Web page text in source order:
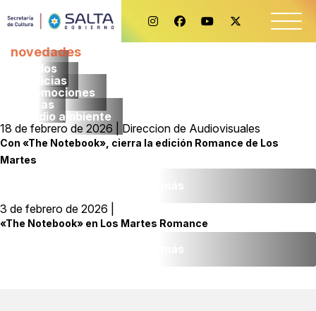
novedades
Todos
noticias
promociones
obras
medio ambiente
18 de febrero de 2026 | Direccion de Audiovisuales
Con «The Notebook», cierra la edición Romance de Los
Martes
3 de febrero de 2026 |
«The Notebook» en Los Martes Romance